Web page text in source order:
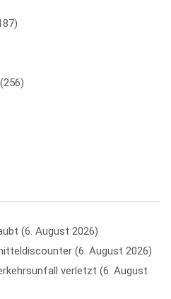
(256)
6. August 2026
6. August 2026
verletzt 6. August